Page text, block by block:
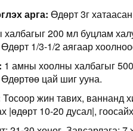
арга: Өдөрт 3г
200 мл буцлам
1/3-1/2 аягаар
1 амны хоолны халбагыг
цай шиг ууна.
Тосоор жин тавих, ваннанд
|өдөрт 10-20 дусал|,